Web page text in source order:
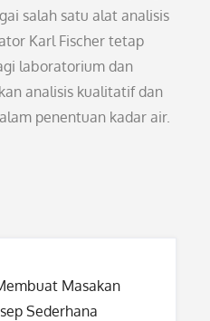
salah satu alat analisis
Karl Fischer tetap
laboratorium dan
analisis kualitatif dan
penentuan kadar air.
Masakan
Sederhana